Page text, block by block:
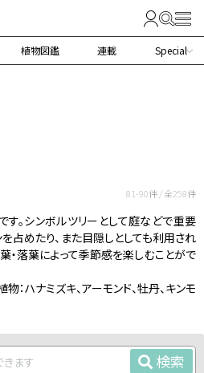
植物図鑑 連載 Special
81-90件 / 全258件
す。シンボルツリーとして庭などで重要
占めたり、また目隠しとしても利用され
・落葉によって季節感を楽しむことがで
：ハナミズキ、アーモンド、牡丹、キンモ
検索